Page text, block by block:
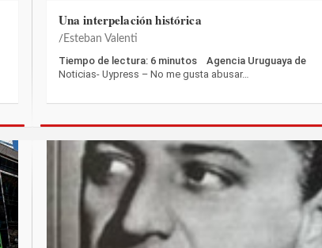
Una interpelación histórica
Esteban Valenti
Tiempo de lectura: 6 minutos Agencia Uruguaya de
Noticias- Uypress – No me gusta abusar…